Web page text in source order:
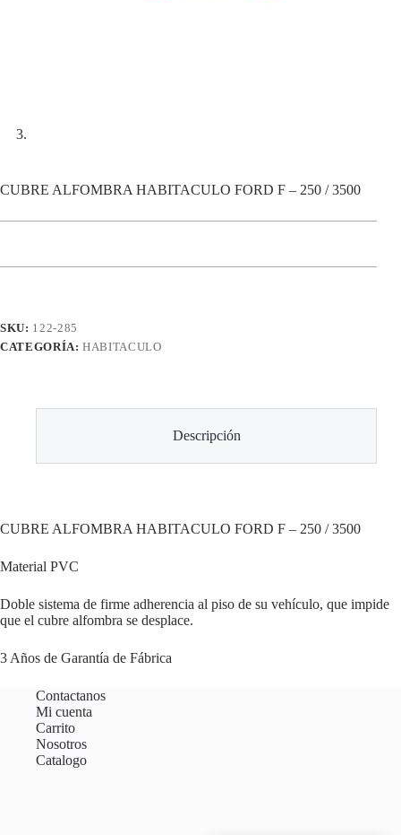
CUBRE ALFOMBRA HABITACULO FORD F – 250 / 3500
SKU: 122-285
CATEGORÍA:HABITACULO
Descripción
CUBRE ALFOMBRA HABITACULO FORD F – 250 / 3500
Material PVC
Doble sistema de firme adherencia al piso de su vehículo, que impide
que el cubre alfombra se desplace.
3 Años de Garantía de Fábrica
Contactanos
Mi cuenta
Carrito
Nosotros
Catalogo